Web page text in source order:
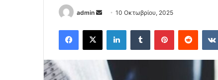
admin
Send
email
10 Οκτωβρίου, 2025
Facebook
X LinkedInTumblr PinterestReddit